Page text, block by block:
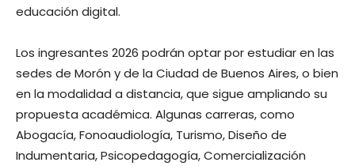
educación digital.
Los ingresantes 2026 podrán optar por estudiar en las
sedes de Morón y de la Ciudad de Buenos Aires, o bien
en la modalidad a distancia, que sigue ampliando su
propuesta académica. Algunas carreras, como
Abogacía, Fonoaudiología, Turismo, Diseño de
Indumentaria, Psicopedagogía, Comercialización